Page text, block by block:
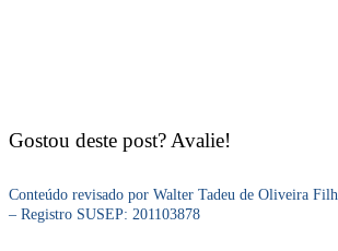
Gostou deste post? Avalie!
Conteúdo revisado por Walter Tadeu de Oliveira
– Registro SUSEP: 201103878